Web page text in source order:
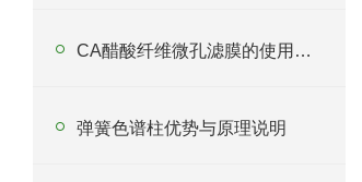
CA醋酸纤维微孔滤膜的使用注意事项
弹簧色谱柱优势与原理说明